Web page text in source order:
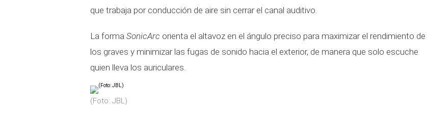
que trabaja por conducción de aire sin cerrar el canal auditivo.
La forma SonicArc orienta el altavoz en el ángulo preciso para maximizar el rendimiento de
los graves y minimizar las fugas de sonido hacia el exterior, de manera que solo escuche
quien lleva los auriculares.
(Foto: JBL)